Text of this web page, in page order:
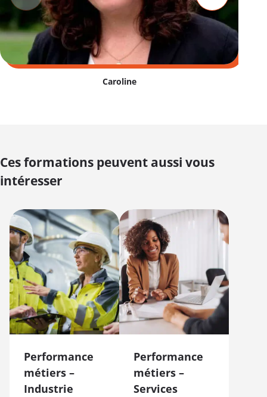
Caroline
Ces formations peuvent aussi vous
intéresser
Performance
métiers –
Industrie
Performance
métiers –
Services